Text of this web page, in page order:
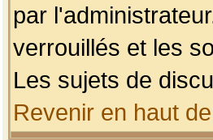
par
verrouillés et les
Les sujets de
Revenir en haut